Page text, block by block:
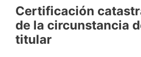
Certificación
de la circunstancia
titular